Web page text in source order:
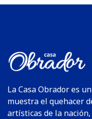
La Casa Obrador es
muestra el quehacer
artísticas de la